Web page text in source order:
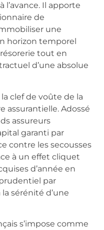
Il apporte
de
une
horizon temporel
tout en
d’une absolue
clef de voûte de la
assurantielle. Adossé
assureurs
garanti par
contre les secousses
à un effet cliquet
d’année en
par
sérénité d’une
s’impose comme